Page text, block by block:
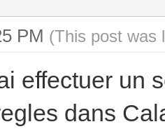
PM (This post was
effectuer un
dans